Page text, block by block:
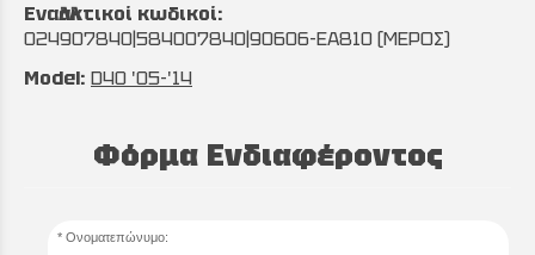
Εναλλακτικοί κωδικοί:
024907840|584007840|90606-EA810 (ΜΕΡΟΣ)
Model: D40 '05-'14
Φόρμα Ενδιαφέροντος
Ονοματεπώνυμο: